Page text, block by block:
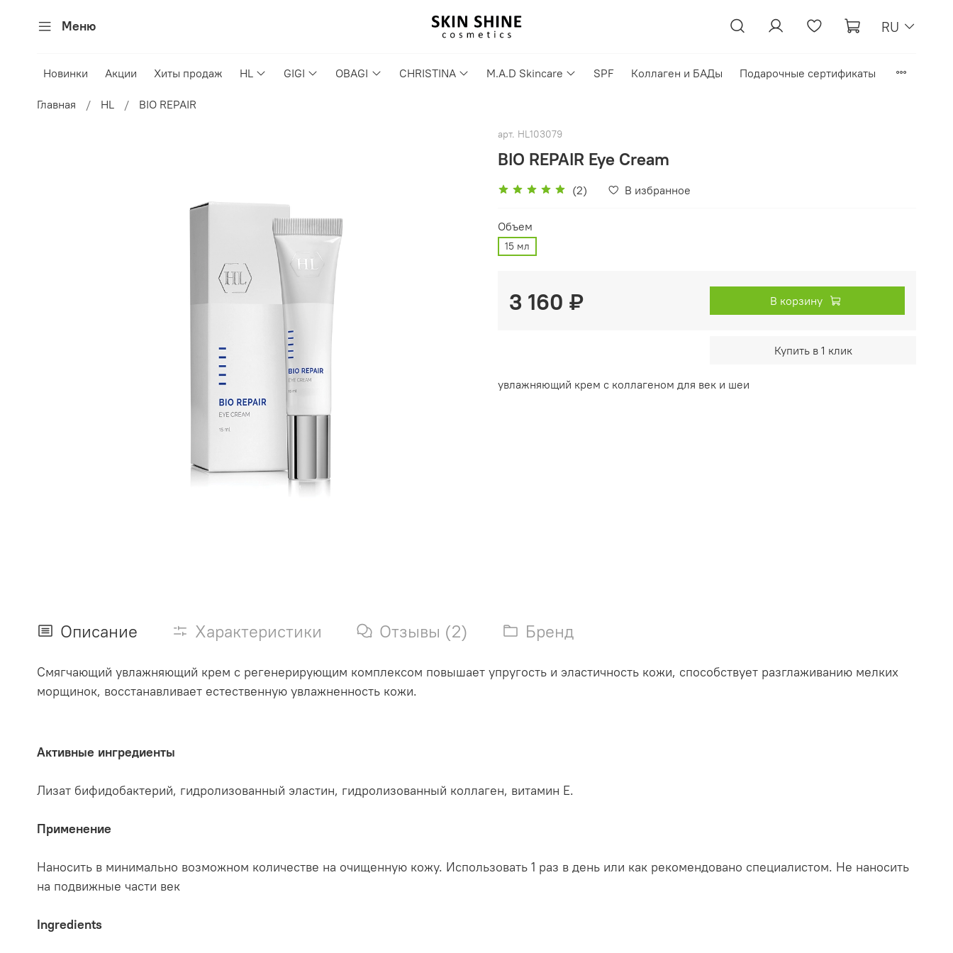
Меню RU
Новинки Акции Хиты продаж HL GIGI OBAGI CHRISTINA M.A.D Skincare SPF Коллаген и БАДы Подарочные сертификаты
Главная HL BIO REPAIR
арт. HL103079
BIO REPAIR Eye Cream
(2) В избранное
Объем
15 мл
3 160 ₽ В корзину
Купить в 1 клик
увлажняющий крем с коллагеном для век и шеи
Описание Характеристики Отзывы (2) Бренд
Смягчающий увлажняющий крем с регенерирующим комплексом повышает упругость и эластичность кожи, способствует разглаживанию мелких
морщинок, восстанавливает естественную увлажненность кожи.
Активные ингредиенты
Лизат бифидобактерий, гидролизованный эластин, гидролизованный коллаген, витамин Е.
Применение
Наносить в минимально возможном количестве на очищенную кожу. Использовать 1 раз в день или как рекомендовано специалистом. Не наносить
на подвижные части век
Ingredients